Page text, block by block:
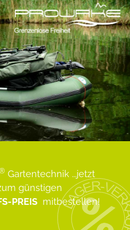
Gartentechnik ...jetzt
günstigen
PREIS mitbestellen!